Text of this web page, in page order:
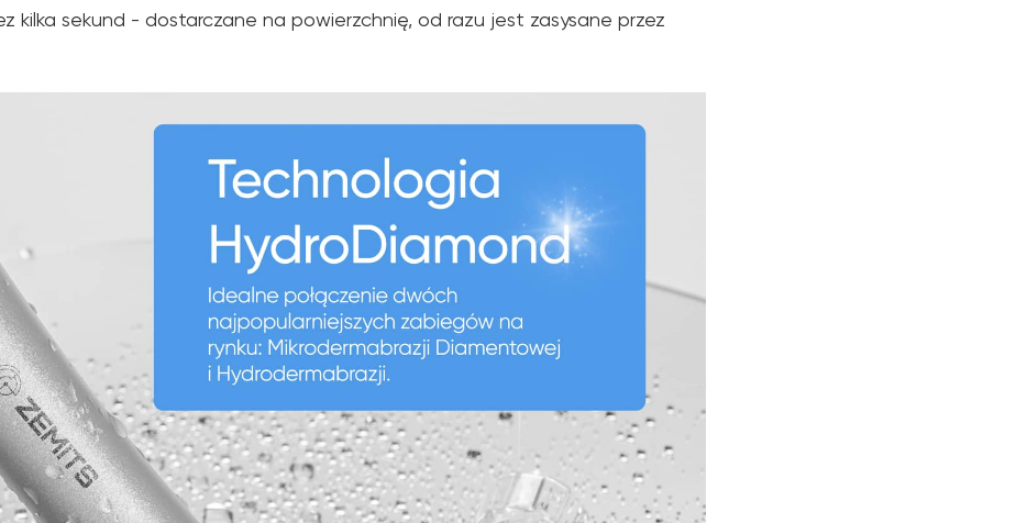
kilka sekund - dostarczane na powierzchnię, od razu jest zasysane przez